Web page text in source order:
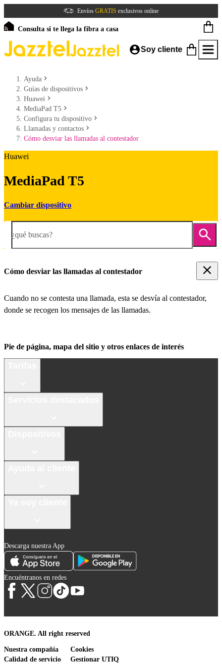
Envíos GRATIS exclusivos online
Consulta si te llega la fibra a casa
Soy cliente
Ayuda
Guías de dispositivos
Huawei
MediaPad T5
Configura tu dispositivo
Llamadas y contactos
Cómo desviar las llamadas al contestador
Huawei
MediaPad T5
Cambiar dispositivo
¿qué buscas?
Cómo desviar las llamadas al contestador
Cuando no se contesta una llamada, esta se desvía al contestador,
donde se recogen los mensajes de las llamadas.
Pie de página, mapa del sitio y otros enlaces de interés
Descarga nuestra App
Encuéntranos en redes
ORANGE. All right reserved
Nuestra compañía
Calidad de servicio
Cookies
Gestionar UTIQ